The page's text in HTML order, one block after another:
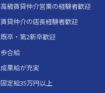
高級賃貸仲介営業の経験者歓迎
賃貸仲介の店長経験者歓迎
既卒・第2新卒歓迎
歩合給
成果給が充実
固定給35万円以上